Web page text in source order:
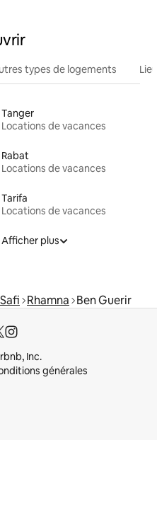
types de logements
Tanger
Locations de vacances
Rabat
Locations de vacances
Tarifa
Locations de vacances
Afficher plus
Rhamna Ben Guerir
Inc.
générales